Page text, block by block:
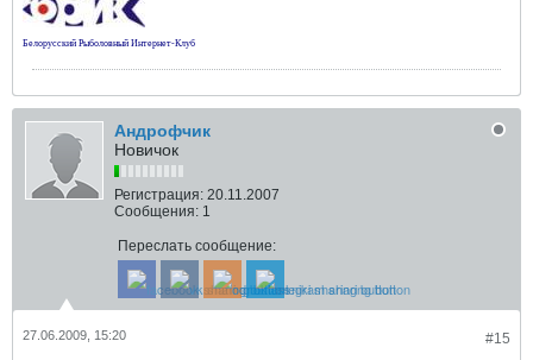
Белорусский Рыболовный Интернет-Клуб
Андрофчик
Новичок
Регистрация: 20.11.2007
Сообщения: 1
Переслать сообщение:
#15
27.06.2009, 15:20